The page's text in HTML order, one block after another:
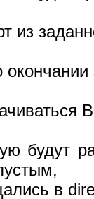
из
будут
в